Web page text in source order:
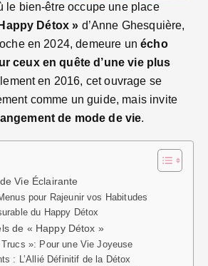
le bien-être occupe une place
Détox » d’Anne Ghesquière,
en 2024, demeure unécho
ceux en quête d’une vie plus
en 2016, cet ouvrage se
comme un guide, mais invite
de mode de vie.
Vie Éclairante
pour Rajeunir vos Habitudes
du Happy Détox
de « Happy Détox »
»: Pour une Vie Joyeuse
: L’Allié Définitif de la Détox